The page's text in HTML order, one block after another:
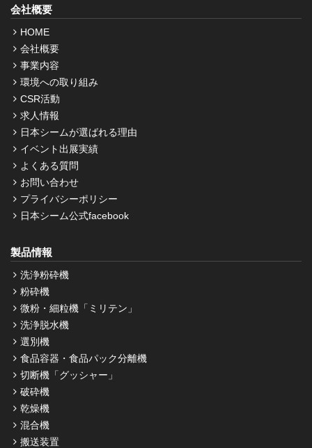
会社概要
HOME
会社概要
事業内容
環境への取り組み
CSR活動
求人情報
日本シームが選ばれる理由
イベント出展実績
よくある質問
お問い合わせ
プライバシーポリシー
日本シーム公式facebook
製品情報
洗浄粉砕機
粉砕機
微粉・細粒機「ミリテン」
洗浄脱水機
選別機
食品容器・食品パック分離機
切断機「グッシャー」
破砕機
乾燥機
混合機
搬送装置